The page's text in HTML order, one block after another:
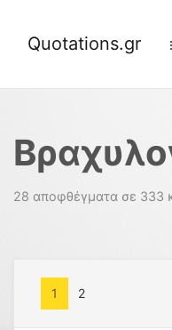
Quotations.gr
28 αποφθέγματα σε 333
1 2